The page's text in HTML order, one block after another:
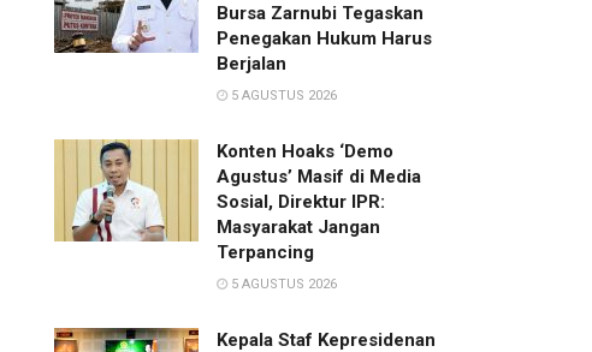
Bursa Zarnubi Tegaskan
Penegakan Hukum Harus
Berjalan
5 AGUSTUS 2026
Konten Hoaks ‘Demo
Agustus’ Masif di Media
Sosial, Direktur IPR:
Masyarakat Jangan
Terpancing
5 AGUSTUS 2026
Kepala Staf Kepresidenan